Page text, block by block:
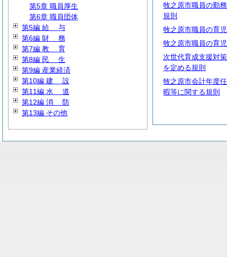
牧之原市職員の勤
規則
牧之原市職員の育
牧之原市職員の育
次世代育成支援対
を定める規則
牧之原市会計年度
暇等に関する規則
第5章 職員厚生
第6章 職員団体
第5編 給 与
第6編 財 務
第7編 教 育
第8編 民 生
第9編 産業経済
第10編 建 設
第11編 水 道
第12編 消 防
第13編 その他